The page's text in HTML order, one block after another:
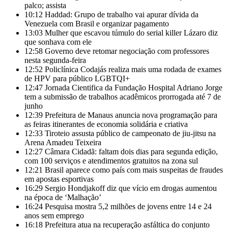
palco; assista
10:12 Haddad: Grupo de trabalho vai apurar dívida da
Venezuela com Brasil e organizar pagamento
13:03 Mulher que escavou túmulo do serial killer Lázaro diz
que sonhava com ele
12:58 Governo deve retomar negociação com professores
nesta segunda-feira
12:52 Policlínica Codajás realiza mais uma rodada de exames
de HPV para público LGBTQI+
12:47 Jornada Cientifica da Fundação Hospital Adriano Jorge
tem a submissão de trabalhos acadêmicos prorrogada até 7 de
junho
12:39 Prefeitura de Manaus anuncia nova programação para
as feiras itinerantes de economia solidária e criativa
12:33 Tiroteio assusta público de campeonato de jiu-jitsu na
Arena Amadeu Teixeira
12:27 Câmara Cidadã: faltam dois dias para segunda edição,
com 100 serviços e atendimentos gratuitos na zona sul
12:21 Brasil aparece como país com mais suspeitas de fraudes
em apostas esportivas
16:29 Sergio Hondjakoff diz que vício em drogas aumentou
na época de ‘Malhação’
16:24 Pesquisa mostra 5,2 milhões de jovens entre 14 e 24
anos sem emprego
16:18 Prefeitura atua na recuperação asfáltica do conjunto